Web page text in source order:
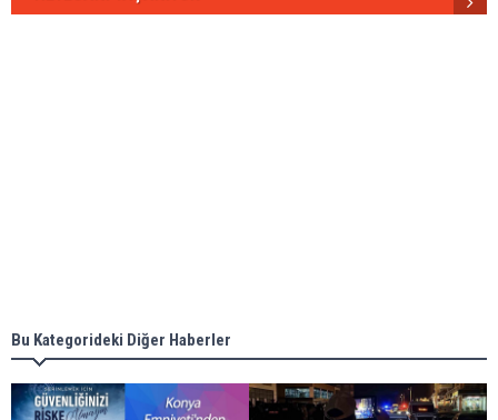
Bu Kategorideki Diğer Haberler